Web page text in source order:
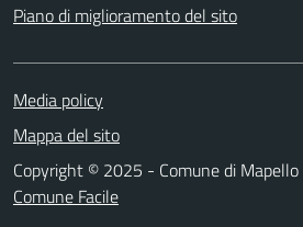
Piano di miglioramento del sito
Media policy
Mappa del sito
Copyright © 2025 - Comune di
Comune Facile